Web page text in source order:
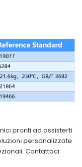
pronti ad assisterti
personalizzate
Contattaci